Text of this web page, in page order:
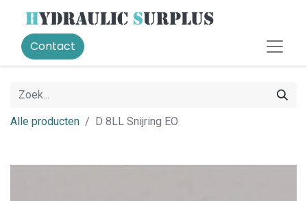
Contact
Alle producten D 8LL Snijring EO